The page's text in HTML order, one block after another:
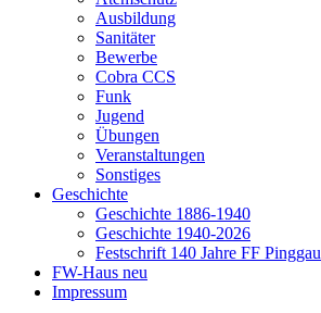
Ausbildung
Sanitäter
Bewerbe
Cobra CCS
Funk
Jugend
Übungen
Veranstaltungen
Sonstiges
Geschichte
Geschichte 1886-1940
Geschichte 1940-2026
Festschrift 140 Jahre FF Pinggau
FW-Haus neu
Impressum